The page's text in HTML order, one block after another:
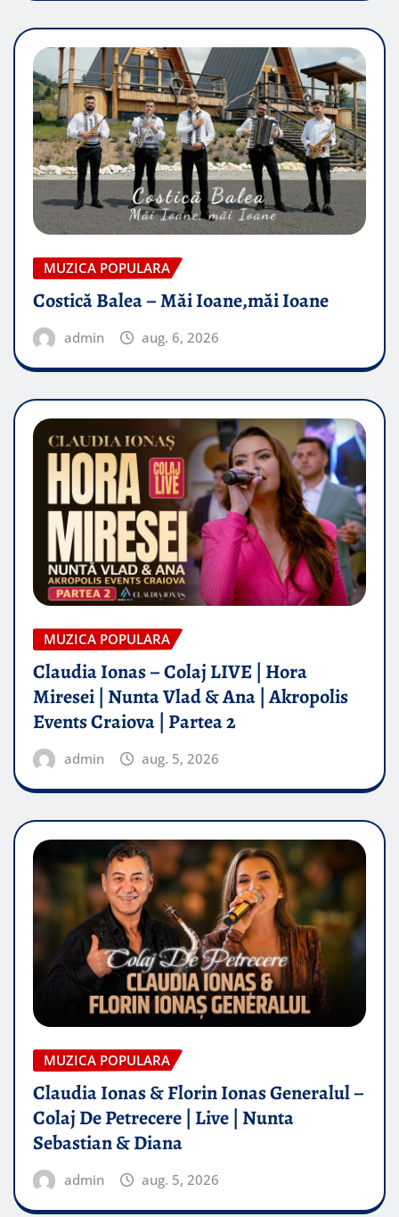
MUZICA POPULARA
Costică Balea – Măi Ioane,măi Ioane
admin aug. 6, 2026
MUZICA POPULARA
Claudia Ionas – Colaj LIVE | Hora
Miresei | Nunta Vlad & Ana | Akropolis
Events Craiova | Partea 2
admin aug. 5, 2026
MUZICA POPULARA
Claudia Ionas & Florin Ionas Generalul –
Colaj De Petrecere | Live | Nunta
Sebastian & Diana
admin aug. 5, 2026